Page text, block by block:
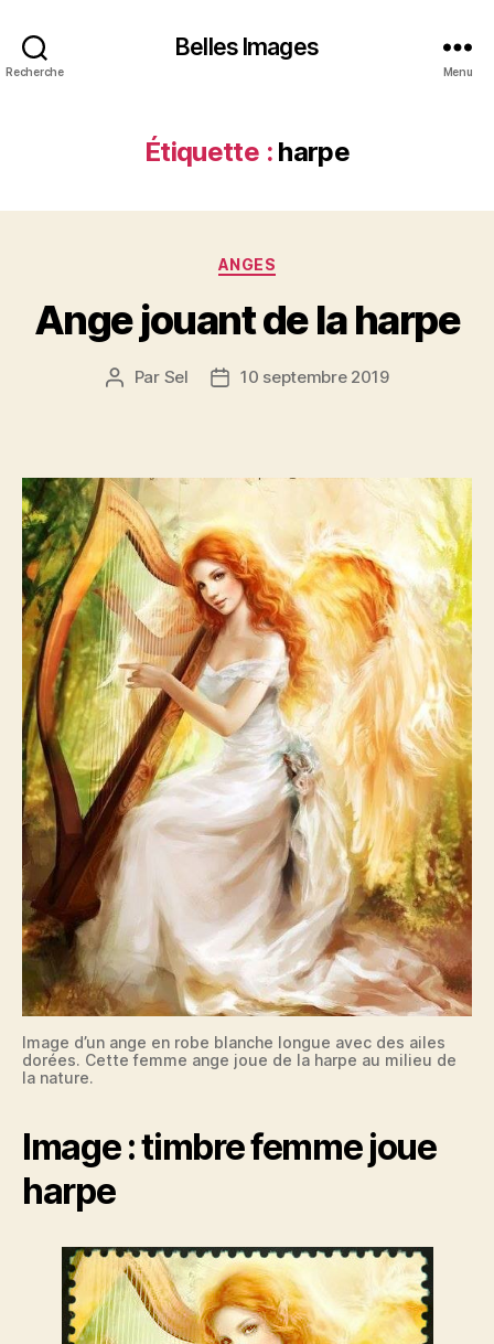
Recherche
Belles Images
Menu
Étiquette : harpe
Catégories
ANGES
Ange jouant de la harpe
Auteur
Par Sel
Date10 septembre 2019
Image d’un ange en robe blanche longue avec des ailes
dorées. Cette femme ange joue de la harpe au milieu de
la nature.
Image : timbre femme joue
harpe